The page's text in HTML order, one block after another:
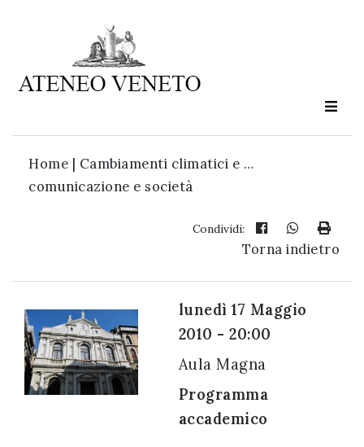
Home | Cambiamenti climatici e …
comunicazione e società
Condividi:
Torna indietro
lunedì 17 Maggio
2010 - 20:00
Aula Magna
Programma
accademico
Ateneo
è
cultura